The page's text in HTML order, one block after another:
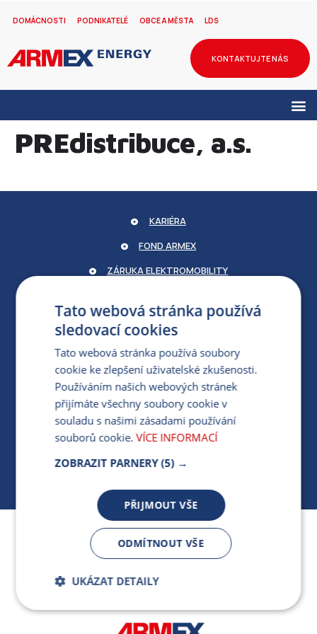
DOMÁCNOSTI PODNIKATELÉ OBCE A MĚSTA LDS
KONTAKTUJTE NÁS
PREdistribuce, a.s.
Jsme součástí skupiny ARMEX a členem Asociace
nezávislých dodavatelů energií.
KARIÉRA
FOND ARMEX
ZÁRUKA ELEKTROMOBILITY
PRO MÉDIA
MÁM DOTAZ KE STÁVAJÍCÍ SMLOUVĚ
412 154 154
PO-PÁ 7:30-17:00
Tato webová stránka používá
sledovací cookies
Tato webová stránka používá soubory
cookie ke zlepšení uživatelské zkušenosti.
Používáním našich webových stránek
přijímáte všechny soubory cookie v
souladu s našimi zásadami používání
souborů cookie. VÍCE INFORMACÍ
ZOBRAZIT PARNERY (5) →
PŘIJMOUT VŠE
ODMÍTNOUT VŠE
UKÁZAT DETAILY
Bezpodmínečně
nutné soubory
Výkonnostní